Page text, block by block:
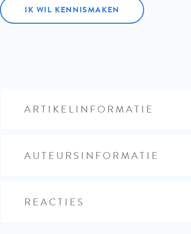
IK WIL KENNISMAKEN
ARTIKELINFORMATIE
AUTEURSINFORMATIE
REACTIES